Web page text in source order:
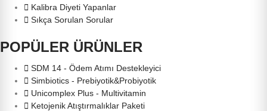
Kalibra Diyeti Yapanlar
Sıkça Sorulan Sorular
POPÜLER ÜRÜNLER
SDM 14 - Ödem Atımı Destekleyici
Simbiotics - Prebiyotik&Probiyotik
Unicomplex Plus - Multivitamin
Ketojenik Atıştırmalıklar Paketi